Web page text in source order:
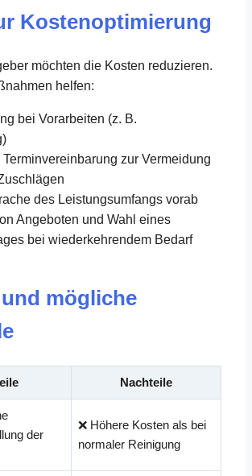
Kostenoptimierung
möchten die Kosten reduzieren.
helfen:
bei Vorarbeiten (z. B.
zur Vermeidung
des Leistungsumfangs vorab
Angeboten und Wahl eines
bei wiederkehrendem Bedarf
mögliche
Nachteile
der
❌ Höhere Kosten als bei
normaler Reinigung